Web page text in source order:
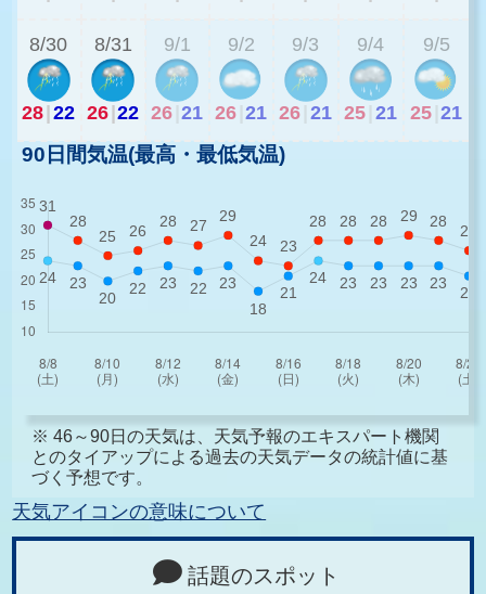
8/30
28|22
8/31
26|22
9/1
26 21
9/2
26 21
9/3
26 21
9/4
25 21
9/5
25 21
90日間気温(最高・最低気温)
※ 46～90日の天気は、天気予報のエキスパート機関
とのタイアップによる過去の天気データの統計値に基
づく予想です。
天気アイコンの意味について
話題のスポット